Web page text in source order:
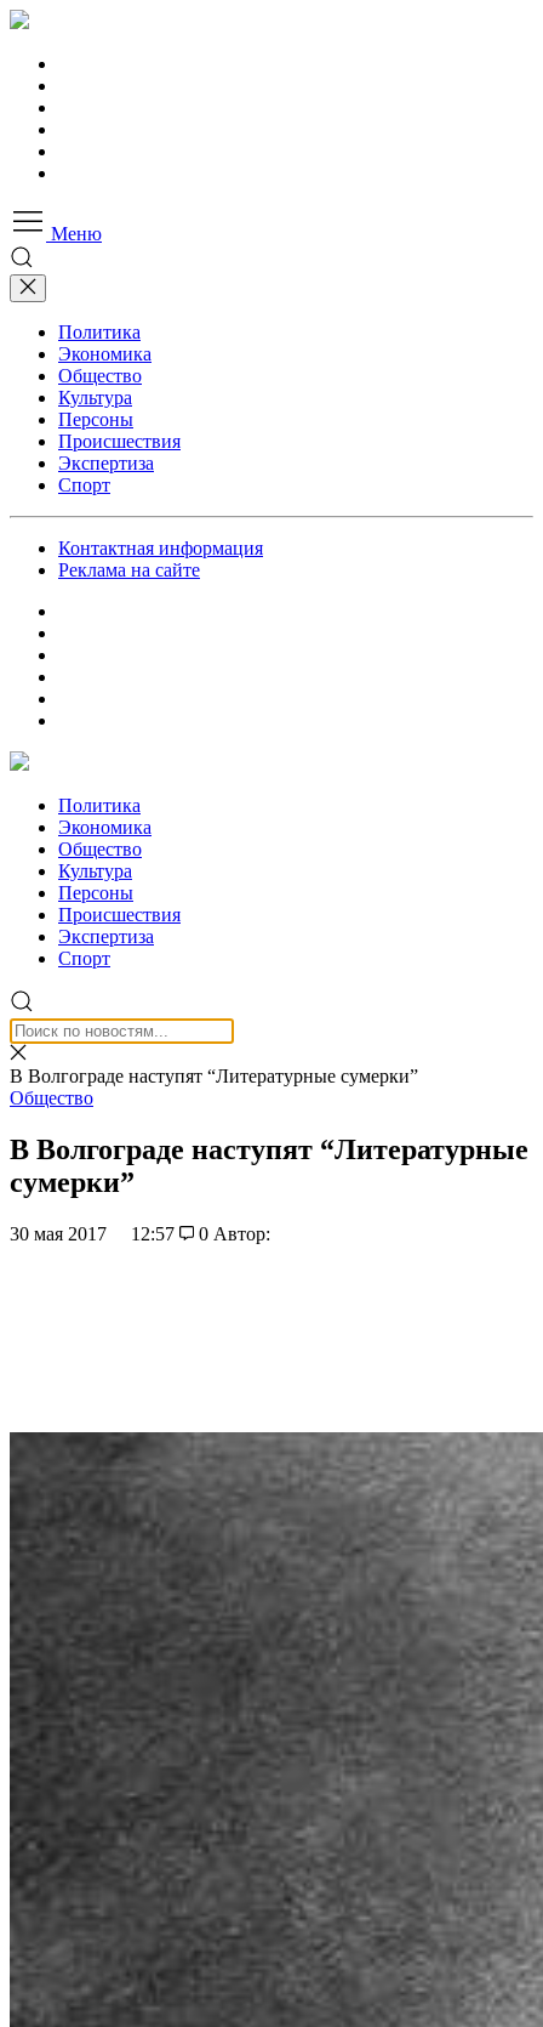
Меню
Политика
Экономика
Общество
Культура
Персоны
Происшествия
Экспертиза
Спорт
Контактная информация
Реклама на сайте
Политика
Экономика
Общество
Культура
Персоны
Происшествия
Экспертиза
Спорт
В Волгограде наступят “Литературные сумерки”
Общество
В Волгограде наступят “Литературные
сумерки”
30 мая 2017 12:57 0 Автор: